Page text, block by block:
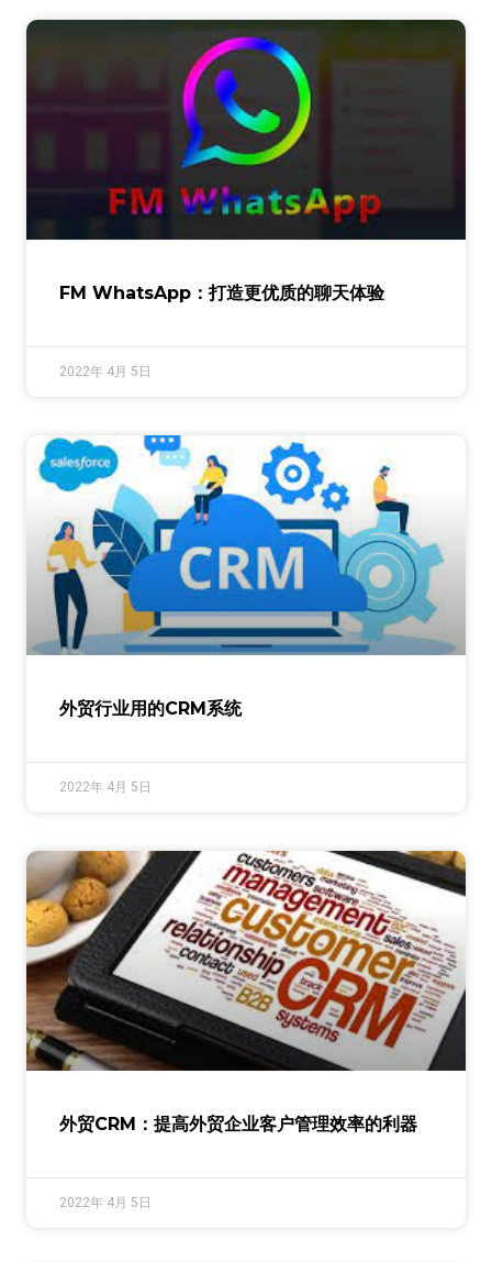
FM WhatsApp：打造更优质的聊天体验
2022年 4月 5日
外贸行业用的CRM系统
2022年 4月 5日
外贸CRM：提高外贸企业客户管理效率的利器
2022年 4月 5日